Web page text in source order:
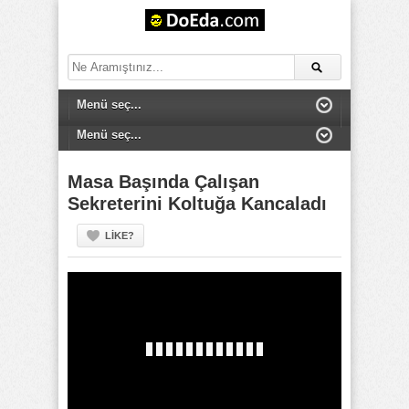
Masa Başında Çalışan
Sekreterini Koltuğa Kancaladı
LIKE?